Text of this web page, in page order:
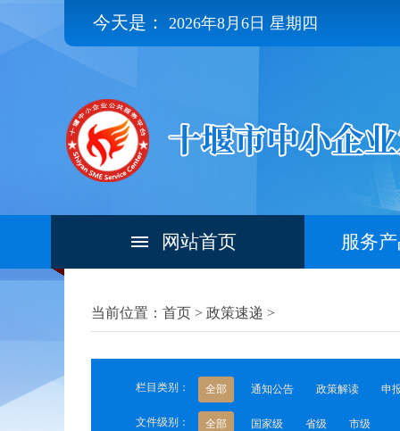
今天是： 2026年8月6日 星期四
网站首页 服务
当前位置：首页 > 政策速递 >
栏目类别： 全部 通知公告 政策解读 申
文件级别： 全部 国家级 省级 市级